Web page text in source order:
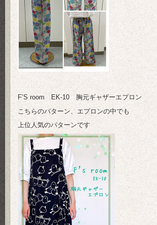
F’S room EK-10 胸元ギャザーエプロン
こちらのパターン、エプロンの中でも
上位人気のパターンです